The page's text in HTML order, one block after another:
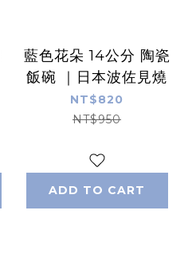
藍色花朵 14公分 陶瓷
飯碗 ｜日本波佐見燒
NT$820
NT$950
ADD TO CART